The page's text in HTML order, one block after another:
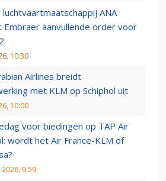
luchtvaartmaatschappij ANA
aanvullende order voor
10:30
Airlines breidt
met KLM op Schiphol uit
10:00
voor biedingen op TAP Air
wordt het Air France-KLM of
9:59